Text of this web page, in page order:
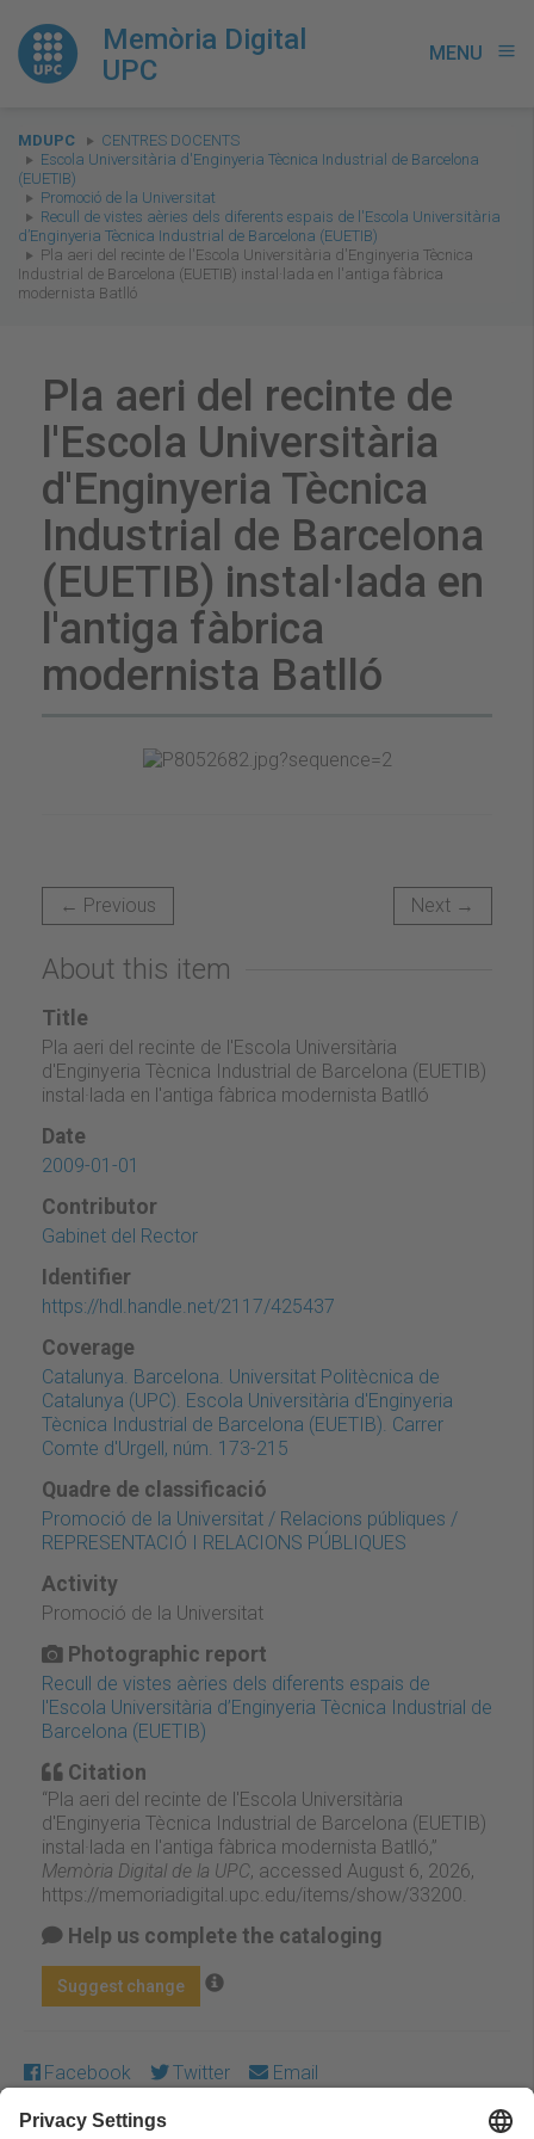
Memòria Digital
UPC
MENU menu
You
are
here:
MDUPC
CENTRES DOCENTS
Escola Universitària d'Enginyeria Tècnica Industrial de Barcelona
(EUETIB)
Promoció de la Universitat
Recull de vistes aèries dels diferents espais de l'Escola Universitària
d’Enginyeria Tècnica Industrial de Barcelona (EUETIB)
Pla aeri del recinte de l'Escola Universitària d'Enginyeria Tècnica
Industrial de Barcelona (EUETIB) instal·lada en l'antiga fàbrica
modernista Batlló
Pla aeri del recinte de
l'Escola Universitària
d'Enginyeria Tècnica
Industrial de Barcelona
(EUETIB) instal·lada en
l'antiga fàbrica
modernista Batlló
← Previous Next →
About this item
Title
Pla aeri del recinte de l'Escola Universitària
d'Enginyeria Tècnica Industrial de Barcelona (EUETIB)
instal·lada en l'antiga fàbrica modernista Batlló
Date
2009-01-01
Contributor
Gabinet del Rector
Identifier
https://hdl.handle.net/2117/425437
Coverage
Catalunya. Barcelona. Universitat Politècnica de
Catalunya (UPC). Escola Universitària d'Enginyeria
Tècnica Industrial de Barcelona (EUETIB). Carrer
Comte d'Urgell, núm. 173-215
Quadre de classificació
Promoció de la Universitat / Relacions públiques /
REPRESENTACIÓ I RELACIONS PÚBLIQUES
Activity
Promoció de la Universitat
Photographic report
Recull de vistes aèries dels diferents espais de
l'Escola Universitària d’Enginyeria Tècnica Industrial de
Barcelona (EUETIB)
Citation
“Pla aeri del recinte de l'Escola Universitària
d'Enginyeria Tècnica Industrial de Barcelona (EUETIB)
instal·lada en l'antiga fàbrica modernista Batlló,”
Memòria Digital de la UPC, accessed August 6, 2026,
https://memoriadigital.upc.edu/items/show/33200
Help us complete the cataloging
Suggest change
Facebook Twitter Email